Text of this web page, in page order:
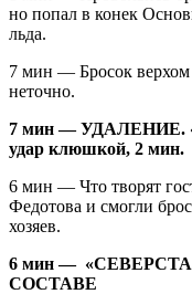
но попал в конек
льда.
7 мин — Бросок
неточно.
7 мин — УДАЛЕНИЕ.
удар клюшкой, 2 мин.
6 мин — Что творят
Федотова и смогли
хозяев.
6 мин —
СОСТАВЕ